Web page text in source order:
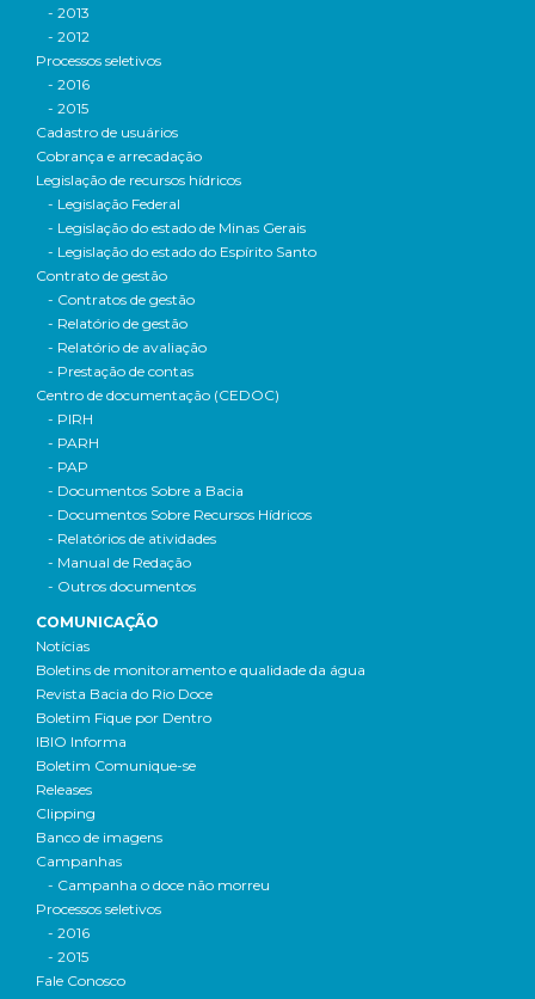
- 2013
- 2012
Processos seletivos
- 2016
- 2015
Cadastro de usuários
Cobrança e arrecadação
Legislação de recursos hídricos
- Legislação Federal
- Legislação do estado de Minas Gerais
- Legislação do estado do Espírito Santo
Contrato de gestão
- Contratos de gestão
- Relatório de gestão
- Relatório de avaliação
- Prestação de contas
Centro de documentação (CEDOC)
- PIRH
- PARH
- PAP
- Documentos Sobre a Bacia
- Documentos Sobre Recursos Hídricos
- Relatórios de atividades
- Manual de Redação
- Outros documentos
COMUNICAÇÃO
Notícias
Boletins de monitoramento e qualidade da água
Revista Bacia do Rio Doce
Boletim Fique por Dentro
IBIO Informa
Boletim Comunique-se
Releases
Clipping
Banco de imagens
Campanhas
- Campanha o doce não morreu
Processos seletivos
- 2016
- 2015
Fale Conosco